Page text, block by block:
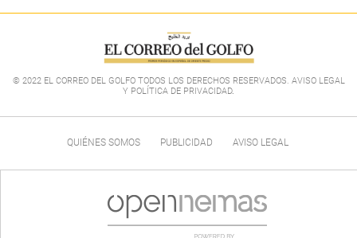
© 2022 EL CORREO DEL GOLFO TODOS LOS DERECHOS RESERVADOS. AVISO LEGAL
Y POLÍTICA DE PRIVACIDAD.
QUIÉNES SOMOS PUBLICIDAD AVISO LEGAL